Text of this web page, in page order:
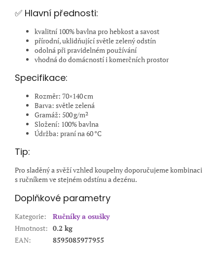
✅ Hlavní přednosti:
kvalitní 100% bavlna pro hebkost a savost
přírodní, uklidňující světle zelený odstín
odolná při pravidelném používání
vhodná do domácností i komerčních prostor
Specifikace:
Rozměr: 70×140 cm
Barva: světle zelená
Gramáž: 500 g/m²
Složení: 100% bavlna
Údržba: praní na 60 °C
Tip:
Pro sladěný a svěží vzhled koupelny doporučujeme kombinaci
s ručníkem ve stejném odstínu a dezénu.
Doplňkové parametry
Kategorie:
Ručníky a osušky
Hmotnost: 0.2 kg
EAN: 8595085977955